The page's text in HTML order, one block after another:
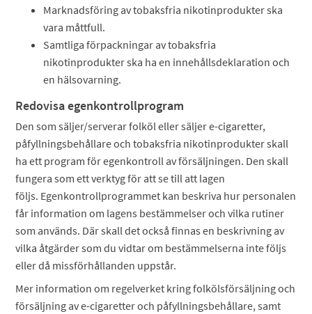
Marknadsföring av tobaksfria nikotinprodukter ska
vara måttfull.
Samtliga förpackningar av tobaksfria
nikotinprodukter ska ha en innehållsdeklaration och
en hälsovarning.
Redovisa egenkontrollprogram
Den som säljer/serverar folköl eller säljer e-cigaretter,
påfyllningsbehållare och tobaksfria nikotinprodukter skall
ha ett program för egenkontroll av försäljningen. Den skall
fungera som ett verktyg för att se till att lagen
följs. Egenkontrollprogrammet kan beskriva hur personalen
får information om lagens bestämmelser och vilka rutiner
som används. Där skall det också finnas en beskrivning av
vilka åtgärder som du vidtar om bestämmelserna inte följs
eller då missförhållanden uppstår.
Mer information om regelverket kring folkölsförsäljning och
försäljning av e-cigaretter och påfyllningsbehållare, samt